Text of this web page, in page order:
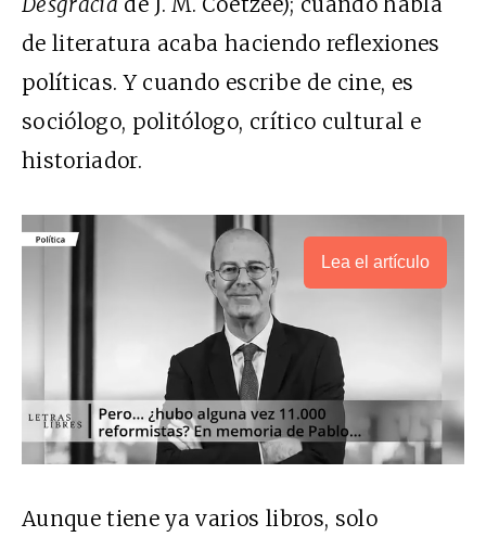
de literatura acaba haciendo reflexiones
políticas. Y cuando escribe de cine, es
sociólogo, politólogo, crítico cultural e
historiador.
Lea el artículo
Aunque tiene ya varios libros, solo